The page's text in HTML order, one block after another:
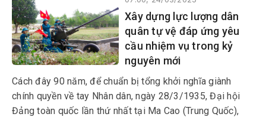
qua, đi đôi với việc tuyên
truyền, phổ biến, đưa Luật
DQTV vào cuộc sống, cấp ủy,
chính quyền các cấp thường
xuyên quan tâm xây dựng lực
lượng DQTV phù hợp với đặc
điểm, điều kiện cụ thể của
từng địa phương.
Xây dựng lực lượng dân
quân tự vệ đáp ứng yêu
cầu nhiệm vụ trong kỷ
nguyên mới
Cách đây 90 năm, để chuẩn bị tổng khởi nghĩa giành
chính quyền về tay Nhân dân, ngày 28/3/1935, Đại hội
Đảng toàn quốc lần thứ nhất tại Ma Cao (Trung Quốc),